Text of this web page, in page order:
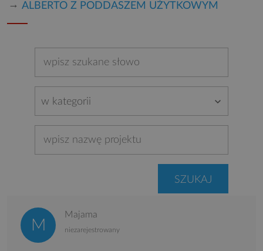
ALBERTO Z PODDASZEM UŻYTKOWYM
w kategorii
Majama
niezarejestrowany